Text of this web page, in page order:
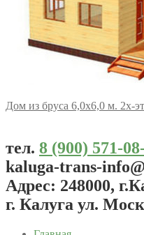
Дом из бруса 6,0х6,0 м. 2х-
тел. 8 (900) 571-
kaluga-trans-
Адрес: 248000,
г. Калуга ул.